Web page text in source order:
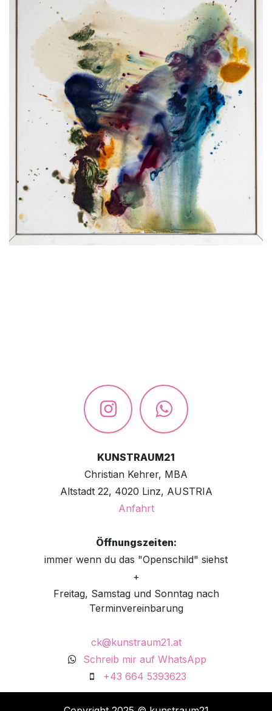
KUNSTRAUM21
Christian Kehrer, MBA
Altstadt 22, 4020 Linz, AUSTRIA
Anfahrt
Öffnungszeiten:
immer wenn du das "Openschild" siehst
+
Freitag, Samstag und Sonntag nach
Terminvereinbarung
ck@kunstraum21.at
Schreib mir auf WhatsApp
+43 664 5393623